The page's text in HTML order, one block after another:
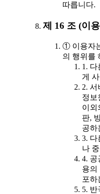
따릅니다.
제 16 조 (이
① 이용자
의 행위를
1.
게
2.
정보
이외
판,
공하
3. 다
나
4. 공
용의
포하
5.